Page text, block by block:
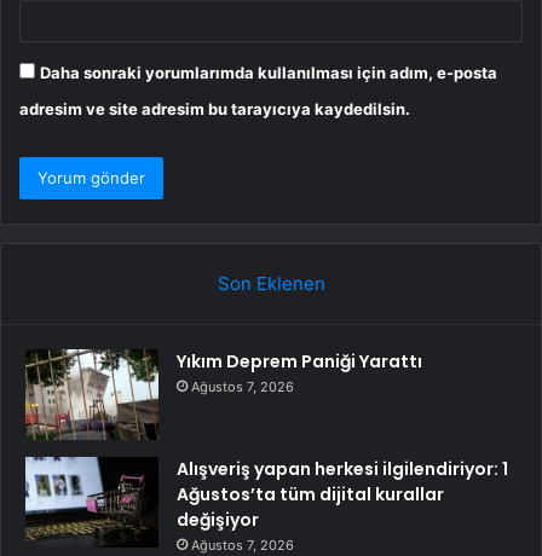
Daha sonraki yorumlarımda kullanılması için adım, e-posta
adresim ve site adresim bu tarayıcıya kaydedilsin.
Son Eklenen
Yıkım Deprem Paniği Yarattı
Ağustos 7, 2026
Alışveriş yapan herkesi ilgilendiriyor: 1
Ağustos’ta tüm dijital kurallar
değişiyor
Ağustos 7, 2026